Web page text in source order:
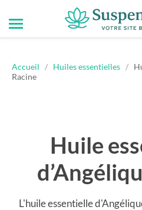
Toggle
mobile
Accueil / Huiles essentielles /
Racine
Huile
L'huile essentielle